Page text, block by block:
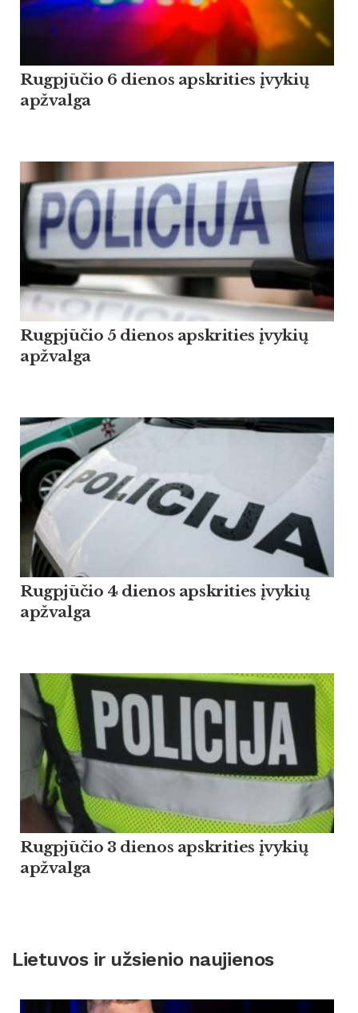
Rugpjūčio 6 dienos apskrities įvykių
apžvalga
Rugpjūčio 5 dienos apskrities įvykių
apžvalga
Rugpjūčio 4 dienos apskrities įvykių
apžvalga
Rugpjūčio 3 dienos apskrities įvykių
apžvalga
Lietuvos ir užsienio naujienos